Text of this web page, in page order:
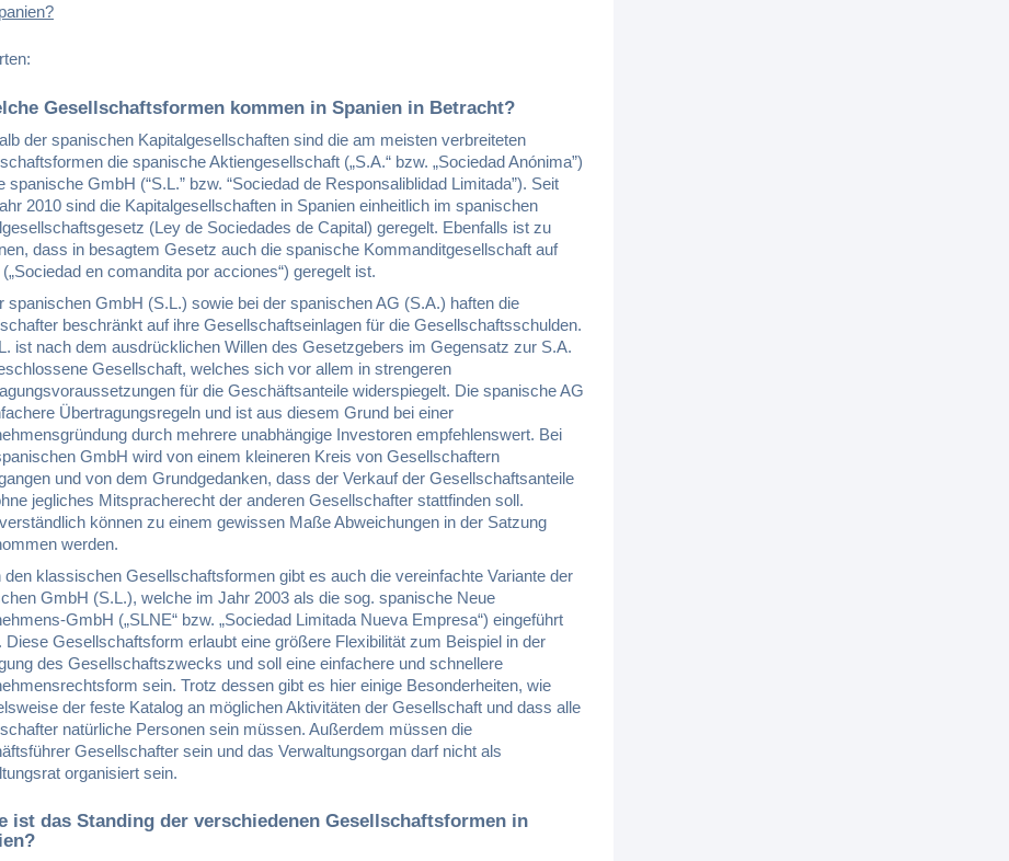
Gesellschaftsformen kommen in Spanien in Betracht?
der spanischen Kapitalgesellschaften sind die am meisten verbreiteten
die spanische Aktiengesellschaft („S.A.“ bzw. „Sociedad Anónima”)
spanische GmbH (“S.L.” bzw. “Sociedad de Responsaliblidad Limitada”). Seit
2010 sind die Kapitalgesellschaften in Spanien einheitlich im spanischen
(Ley de Sociedades de Capital) geregelt. Ebenfalls ist zu
dass in besagtem Gesetz auch die spanische Kommanditgesellschaft auf
en comandita por acciones“) geregelt ist.
spanischen GmbH (S.L.) sowie bei der spanischen AG (S.A.) haften die
beschränkt auf ihre Gesellschaftseinlagen für die Gesellschaftsschulden.
ist nach dem ausdrücklichen Willen des Gesetzgebers im Gegensatz zur S.A.
Gesellschaft, welches sich vor allem in strengeren
für die Geschäftsanteile widerspiegelt. Die spanische AG
Übertragungsregeln und ist aus diesem Grund bei einer
durch mehrere unabhängige Investoren empfehlenswert. Bei
GmbH wird von einem kleineren Kreis von Gesellschaftern
und von dem Grundgedanken, dass der Verkauf der Gesellschaftsanteile
jegliches Mitspracherecht der anderen Gesellschafter stattfinden soll.
können zu einem gewissen Maße Abweichungen in der Satzung
werden.
den klassischen Gesellschaftsformen gibt es auch die vereinfachte Variante der
GmbH (S.L.), welche im Jahr 2003 als die sog. spanische Neue
GmbH („SLNE“ bzw. „Sociedad Limitada Nueva Empresa“) eingeführt
Diese Gesellschaftsform erlaubt eine größere Flexibilität zum Beispiel in der
des Gesellschaftszwecks und soll eine einfachere und schnellere
sein. Trotz dessen gibt es hier einige Besonderheiten, wie
der feste Katalog an möglichen Aktivitäten der Gesellschaft und dass alle
natürliche Personen sein müssen. Außerdem müssen die
Gesellschafter sein und das Verwaltungsorgan darf nicht als
organisiert sein.
ist das Standing der verschiedenen Gesellschaftsformen in